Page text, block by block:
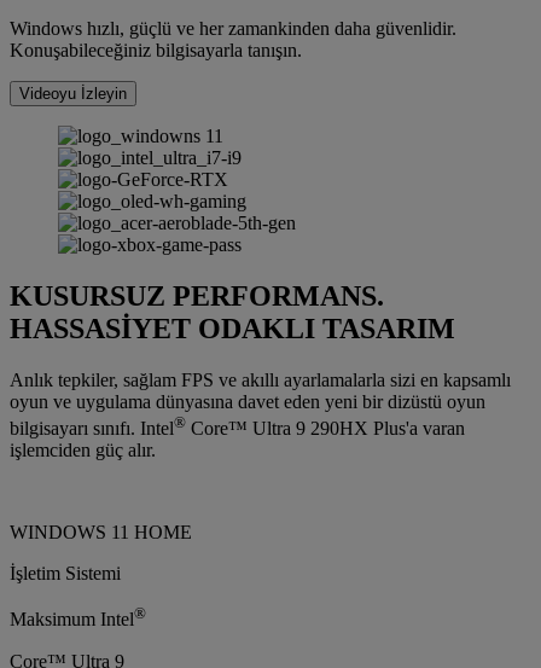
Windows hızlı, güçlü ve her zamankinden daha güvenlidir.
Konuşabileceğiniz bilgisayarla tanışın.
Videoyu İzleyin
KUSURSUZ PERFORMANS.
HASSASİYET ODAKLI TASARIM
Anlık tepkiler, sağlam FPS ve akıllı ayarlamalarla sizi en kapsamlı
oyun ve uygulama dünyasına davet eden yeni bir dizüstü oyun
bilgisayarı sınıfı. Intel® Core™ Ultra 9 290HX Plus'a varan
işlemciden güç alır.
WINDOWS 11 HOME
İşletim Sistemi
Maksimum Intel®
Core™ Ultra 9